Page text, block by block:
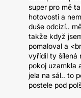
super pro mě
hotovosti a
duše odcizí..
takže když
pomaloval a
vyřídil ty šílená
pokoj uzamkla
jela na sál.. to
postele pod